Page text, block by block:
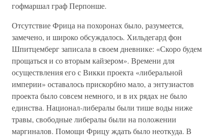
гофмаршал граф Перпонше.
Отсутствие Фрица на похоронах было, разумеется,
замечено, и широко обсуждалось. Хильдегард фон
Шпитцемберг записала в своем дневнике: «Скоро будем
прощаться и со вторым кайзером». Времени для
осуществления его с Викки проекта «либеральной
империи» оставалось прискорбно мало, а энтузиастов
проекта было совсем немного, и в их рядах не было
единства. Национал-либералы были тише воды ниже
травы, свободные либералы были на положении
маргиналов. Помощи Фрицу ждать было неоткуда. В